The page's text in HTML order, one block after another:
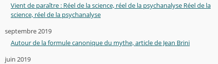
Vient de paraître : Réel de la science, réel de la psychanalyse Réel de la
science, réel de la psychanalyse
septembre 2019
Autour de la formule canonique du mythe, article de Jean Brini
juin 2019